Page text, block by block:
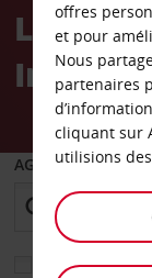
Avis
AGENCE DE
offres
et pour
Nous
partenaires
cliquant sur
utilisions